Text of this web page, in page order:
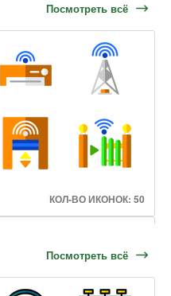
Посмотреть всё
КОЛ-ВО ИКОНОК: 50
Посмотреть всё